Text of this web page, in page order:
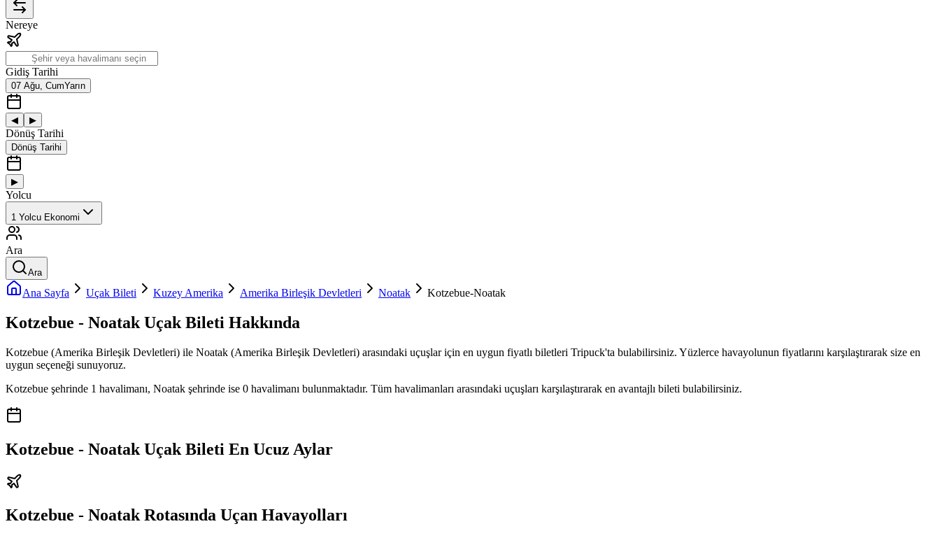
Nereye
Gidiş Tarihi
07 Ağu, CumYarın
◀ ▶
Dönüş Tarihi
Dönüş Tarihi
▶
Yolcu
1 Yolcu Ekonomi
Ara
Ara
Ana Sayfa Uçak Bileti Kuzey Amerika Amerika Birleşik Devletleri Noatak Kotzebue-Noatak
Kotzebue - Noatak Uçak Bileti Hakkında
Kotzebue (Amerika Birleşik Devletleri) ile Noatak (Amerika Birleşik Devletleri) arasındaki uçuşlar için en uygun fiyatlı biletleri Tripuck'ta bulabilirsiniz. Yüzlerce havayolunun fiyatlarını karşılaştırarak size en
uygun seçeneği sunuyoruz.
Kotzebue şehrinde 1 havalimanı, Noatak şehrinde ise 0 havalimanı bulunmaktadır. Tüm havalimanları arasındaki uçuşları karşılaştırarak en avantajlı bileti bulabilirsiniz.
Kotzebue - Noatak Uçak Bileti En Ucuz Aylar
Kotzebue - Noatak Rotasında Uçan Havayolları